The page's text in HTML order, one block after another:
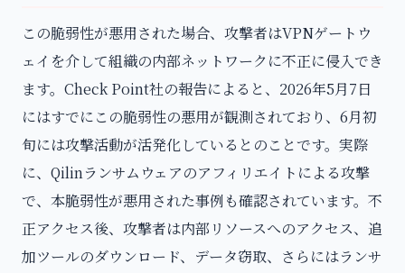
この脆弱性が悪用された場合、攻撃者はVPNゲートウ
ェイを介して組織の内部ネットワークに不正に侵入でき
ます。Check Point社の報告によると、2026年5月7日
にはすでにこの脆弱性の悪用が観測されており、6月初
旬には攻撃活動が活発化しているとのことです。実際
に、Qilinランサムウェアのアフィリエイトによる攻撃
で、本脆弱性が悪用された事例も確認されています。不
正アクセス後、攻撃者は内部リソースへのアクセス、追
加ツールのダウンロード、データ窃取、さらにはランサ